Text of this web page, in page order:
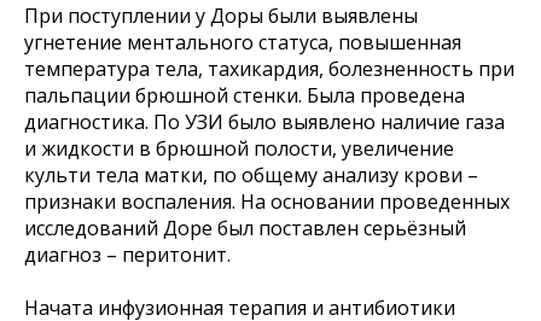
При поступлении у Доры были выявлены
угнетение ментального статуса, повышенная
температура тела, тахикардия, болезненность при
пальпации брюшной стенки. Была проведена
диагностика. По УЗИ было выявлено наличие газа
и жидкости в брюшной полости, увеличение
культи тела матки, по общему анализу крови –
признаки воспаления. На основании проведенных
исследований Доре был поставлен серьёзный
диагноз – перитонит.
Начата инфузионная терапия и антибиотики